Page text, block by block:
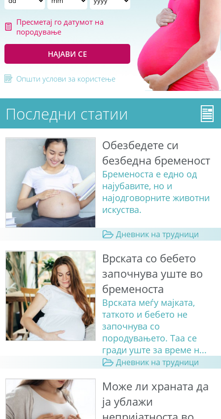
Пресметај го датумот на
породување
НАЈАВИ СЕ
Општи услови за користење
Последни статии
Обезбедете си
безбедна бременост
Бременоста е едно од
најубавите, но и
најодговорните животни
искуства.
Дневник на трудници
Врската со бебето
започнува уште во
бременоста
Врската меѓу мајката,
таткото и бебето не
започнува со
породувањето. Таа се
гради уште за време н...
Дневник на трудници
Може ли храната да
ја ублажи